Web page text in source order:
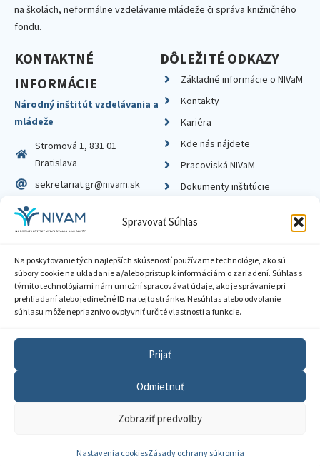
Spravovať Súhlas
Na poskytovanie tých najlepších skúseností používame technológie, ako sú
súbory cookie na ukladanie a/alebo prístup k informáciám o zariadení. Súhlas s
týmito technológiami nám umožní spracovávať údaje, ako je správanie pri
prehliadaní alebo jedinečné ID na tejto stránke. Nesúhlas alebo odvolanie
súhlasu môže nepriaznivo ovplyvniť určité vlastnosti a funkcie.
Prijať
Odmietnuť
Zobraziť predvoľby
Nastavenia cookiesZásady ochrany súkromia
na školách, neformálne vzdelávanie mládeže či správa knižničného
fondu.
KONTAKTNÉ
INFORMÁCIE
Národný inštitút vzdelávania a
mládeže
Stromová 1, 831 01
Bratislava
sekretariat.gr@nivam.sk
IČO: 00164348
DIČ: 2020798714
DÔLEŽITÉ ODKAZY
Základné informácie o NIVaM
Kontakty
Kariéra
Kde nás nájdete
Pracoviská NIVaM
Dokumenty inštitúcie
© 2026 Národný inštitút vzdelávania a mládeže
Zásady ochrany súkromia
Sprístupnenie informácií
Nastavenia cookies
GDPR